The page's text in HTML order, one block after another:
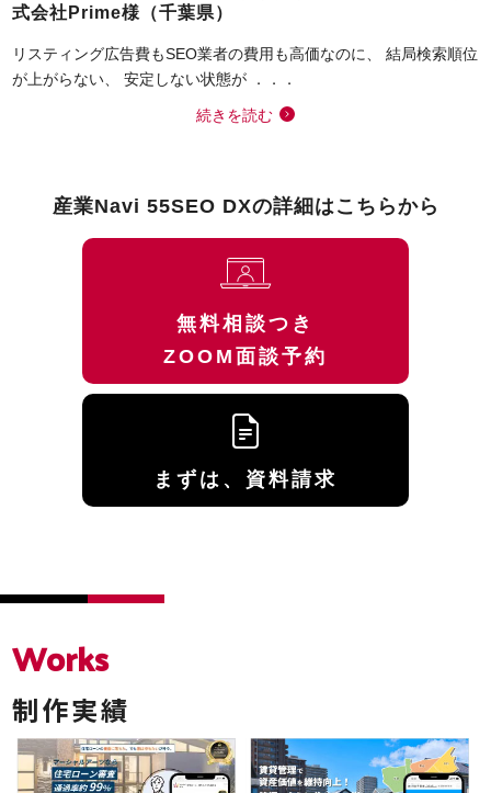
式会社Prime様（千葉県）
リスティング広告費もSEO業者の費用も高価なのに、 結局検索順位
が上がらない、 安定しない状態が ．．．
続きを読む
産業Navi 55SEO DXの詳細はこちらから
無料相談つき
ZOOM面談予約
まずは、資料請求
Works
制作実績